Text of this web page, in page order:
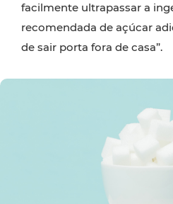
facilmente ultrapassar a
recomendada de açúcar
de sair porta fora de casa”.